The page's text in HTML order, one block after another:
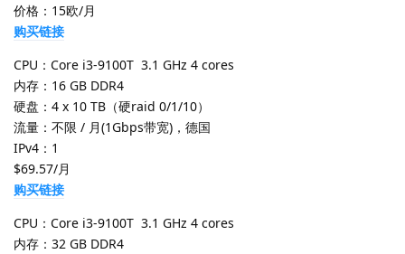
价格：15欧/月
购买链接
CPU：Core i3-9100T 3.1 GHz 4 cores
内存：16 GB DDR4
硬盘：4 x 10 TB（硬raid 0/1/10）
流量：不限 / 月(1Gbps带宽)，德国
IPv4：1
$69.57/月
购买链接
CPU：Core i3-9100T 3.1 GHz 4 cores
内存：32 GB DDR4